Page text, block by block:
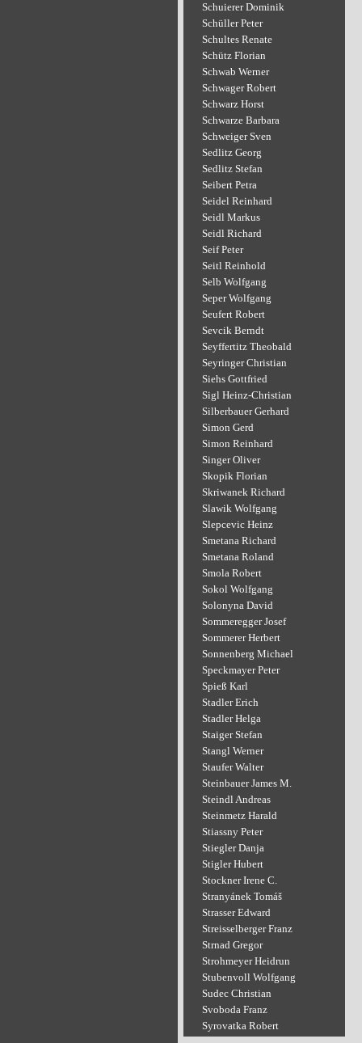
Schuierer Dominik
Schüller Peter
Schultes Renate
Schütz Florian
Schwab Werner
Schwager Robert
Schwarz Horst
Schwarze Barbara
Schweiger Sven
Sedlitz Georg
Sedlitz Stefan
Seibert Petra
Seidel Reinhard
Seidl Markus
Seidl Richard
Seif Peter
Seitl Reinhold
Selb Wolfgang
Seper Wolfgang
Seufert Robert
Sevcik Berndt
Seyffertitz Theobald
Seyringer Christian
Siehs Gottfried
Sigl Heinz-Christian
Silberbauer Gerhard
Simon Gerd
Simon Reinhard
Singer Oliver
Skopik Florian
Skriwanek Richard
Slawik Wolfgang
Slepcevic Heinz
Smetana Richard
Smetana Roland
Smola Robert
Sokol Wolfgang
Solonyna David
Sommeregger Josef
Sommerer Herbert
Sonnenberg Michael
Speckmayer Peter
Spieß Karl
Stadler Erich
Stadler Helga
Staiger Stefan
Stangl Werner
Staufer Walter
Steinbauer James M.
Steindl Andreas
Steinmetz Harald
Stiassny Peter
Stiegler Danja
Stigler Hubert
Stockner Irene C.
Stranyánek Tomáš
Strasser Edward
Streisselberger Franz
Strnad Gregor
Strohmeyer Heidrun
Stubenvoll Wolfgang
Sudec Christian
Svoboda Franz
Syrovatka Robert